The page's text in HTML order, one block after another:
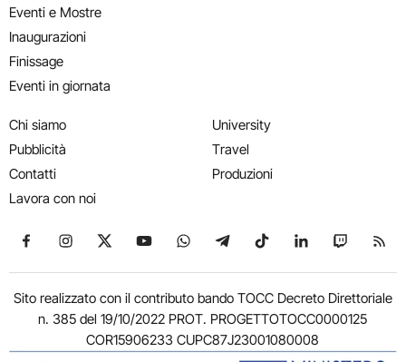
Eventi e Mostre
Inaugurazioni
Finissage
Eventi in giornata
Chi siamo
Pubblicità
Contatti
Lavora con noi
University
Travel
Produzioni
Seguici su Facebook
Seguici su Instagram
Seguici su X
Seguici su YouTube
Seguici su WhatsApp
Seguici su Telegram
Seguici su TikTok
Seguici su
Seguici
Sito realizzato con il contributo bando TOCC Decreto Direttoriale
n. 385 del 19/10/2022 PROT. PROGETTOTOCC0000125
COR15906233 CUPC87J23001080008